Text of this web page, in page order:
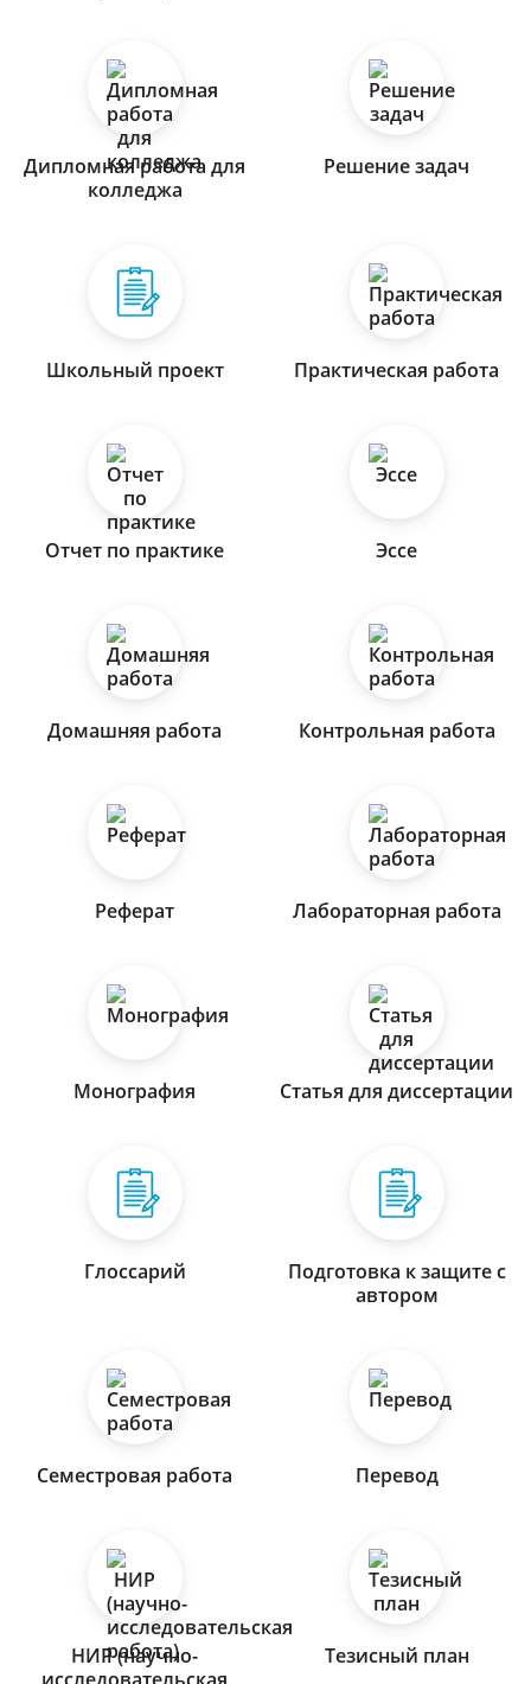
Дипломная работа для
колледжа
Решение задач
Школьный проект Практическая работа
Отчет по практике Эссе
Домашняя работа Контрольная работа
Реферат Лабораторная работа
Монография Статья для диссертации
Глоссарий
Подготовка к защите с
автором
Семестровая работа Перевод
НИР (научно-
Тезисный план